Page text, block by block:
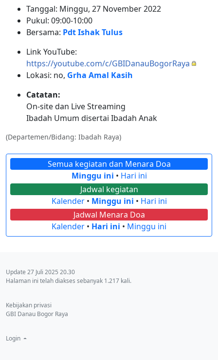
Tanggal: Minggu, 27 November 2022
Pukul: 09:00-10:00
Bersama: Pdt Ishak Tulus
Link YouTube:
https://youtube.com/c/GBIDanauBogorRaya
Lokasi: no, Grha Amal Kasih
Catatan:
On-site dan Live Streaming
Ibadah Umum disertai Ibadah Anak
(Departemen/Bidang: Ibadah Raya)
Semua kegiatan dan Menara Doa
Minggu ini • Hari ini
Jadwal kegiatan
Kalender• Minggu ini • Hari ini
Jadwal Menara Doa
Kalender • Hari ini • Minggu ini
Update 27 Juli 2025 20.30
Halaman ini telah diakses sebanyak 1.217 kali.
Kebijakan privasi
GBI Danau Bogor Raya
Login